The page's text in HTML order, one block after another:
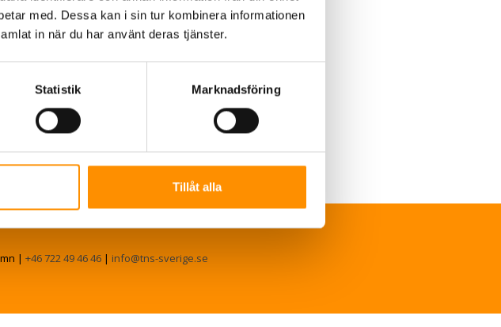
med. Dessa kan i sin tur kombinera informationen
in när du har använt deras tjänster.
Statistik Marknadsföring
Tillåt alla
| +46 722 49 46 46 | info@tns-sverige.se